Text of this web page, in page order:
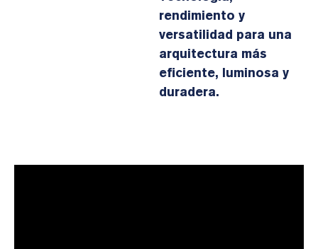
rendimiento y
versatilidad para una
arquitectura más
eficiente, luminosa y
duradera.